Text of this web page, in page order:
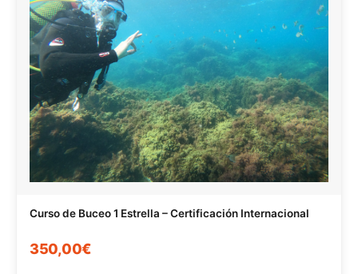
Curso de Buceo 1 Estrella – Certificación Internacional
350,00€